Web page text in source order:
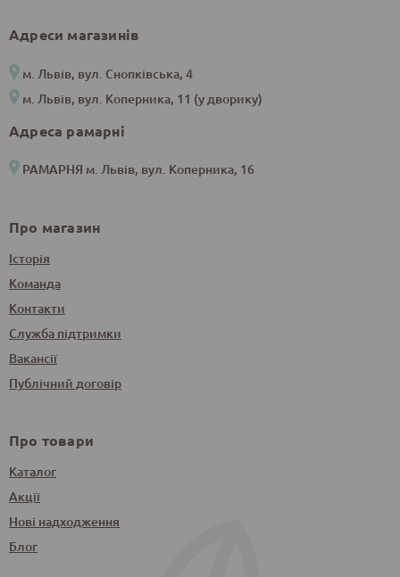
Адреси магазинів
м. Львів, вул. Снопківська, 4
м. Львів, вул. Коперника, 11 (у дворику)
Адреса рамарні
РАМАРНЯ м. Львів, вул. Коперника, 16
Про магазин
Історія
Команда
Контакти
Служба підтримки
Вакансії
Публічний договір
Про товари
Каталог
Акції
Нові надходження
Блог